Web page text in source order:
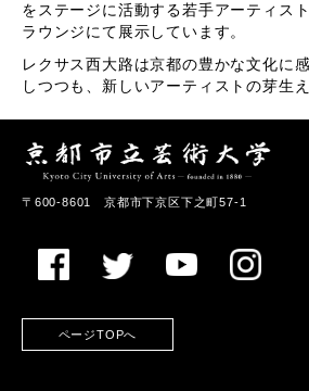
をステージに活動する若手アーティス
ラウンジにて展示しています。
レクサス西大路は京都の豊かな文化に
しつつも、新しいアーティストの芽生
〒600-8601 京都市下京区下之町57-1
ページTOPへ